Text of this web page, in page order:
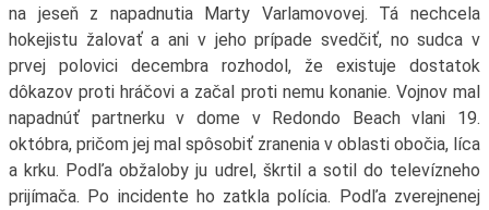
na jeseň z napadnutia Marty Varlamovovej. Tá nechcela
hokejistu žalovať a ani v jeho prípade svedčiť, no sudca v
prvej polovici decembra rozhodol, že existuje dostatok
dôkazov proti hráčovi a začal proti nemu konanie. Vojnov mal
napadnúť partnerku v dome v Redondo Beach vlani 19.
októbra, pričom jej mal spôsobiť zranenia v oblasti obočia, líca
a krku. Podľa obžaloby ju udrel, škrtil a sotil do televízneho
prijímača. Po incidente ho zatkla polícia. Podľa zverejnenej